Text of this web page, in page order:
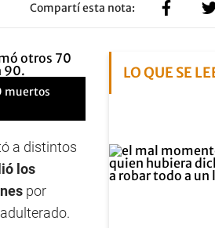
Compartí esta nota:
muertos
a distintos
los
por
LO QUE SE